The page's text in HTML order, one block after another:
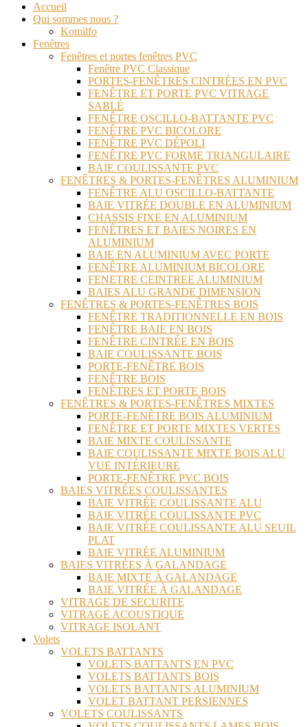
Accueil
Qui sommes nous ?
Komilfo
Fenêtres
Fenêtres et portes fenêtres PVC
Fenêtre PVC Classique
PORTES-FENÊTRES CINTRÉES EN PVC
FENÊTRE ET PORTE PVC VITRAGE
SABLÉ
FENÊTRE OSCILLO-BATTANTE PVC
FENÊTRE PVC BICOLORE
FENÊTRE PVC DÉPOLI
FENÊTRE PVC FORME TRIANGULAIRE
BAIE COULISSANTE PVC
FENÊTRES & PORTES-FENÊTRES ALUMINIUM
FENÊTRE ALU OSCILLO-BATTANTE
BAIE VITRÉE DOUBLE EN ALUMINIUM
CHASSIS FIXE EN ALUMINIUM
FENÊTRES ET BAIES NOIRES EN
ALUMINIUM
BAIE EN ALUMINIUM AVEC PORTE
FENÊTRE ALUMINIUM BICOLORE
FENETRE CEINTREE ALUMINIUM
BAIES ALU GRANDE DIMENSION
FENÊTRES & PORTES-FENÊTRES BOIS
FENÊTRE TRADITIONNELLE EN BOIS
FENÊTRE BAIE EN BOIS
FENÊTRE CINTRÉE EN BOIS
BAIE COULISSANTE BOIS
PORTE-FENÊTRE BOIS
FENÊTRE BOIS
FENÊTRES ET PORTE BOIS
FENÊTRES & PORTES-FENÊTRES MIXTES
PORTE-FENÊTRE BOIS ALUMINIUM
FENÊTRE ET PORTE MIXTES VERTES
BAIE MIXTE COULISSANTE
BAIE COULISSANTE MIXTE BOIS ALU
VUE INTÉRIEURE
PORTE-FENÊTRE PVC BOIS
BAIES VITRÉES COULISSANTES
BAIE VITRÉE COULISSANTE ALU
BAIE VITRÉE COULISSANTE PVC
BAIE VITRÉE COULISSANTE ALU SEUIL
PLAT
BAIE VITRÉE ALUMINIUM
BAIES VITRÉES À GALANDAGE
BAIE MIXTE À GALANDAGE
BAIE VITRÉE À GALANDAGE
VITRAGE DE SECURITE
VITRAGE ACOUSTIQUE
VITRAGE ISOLANT
Volets
VOLETS BATTANTS
VOLETS BATTANTS EN PVC
VOLETS BATTANTS BOIS
VOLETS BATTANTS ALUMINIUM
VOLET BATTANT PERSIENNES
VOLETS COULISSANTS